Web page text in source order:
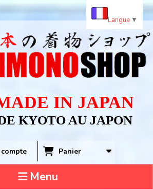
IN JAPAN
KYOTO AU JAPON
Panier
Menu
Langue ▼
cookies